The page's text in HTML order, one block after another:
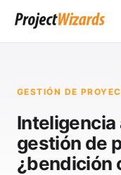
GESTIÓN DE
Inteligencia
gestión de
¿bendición